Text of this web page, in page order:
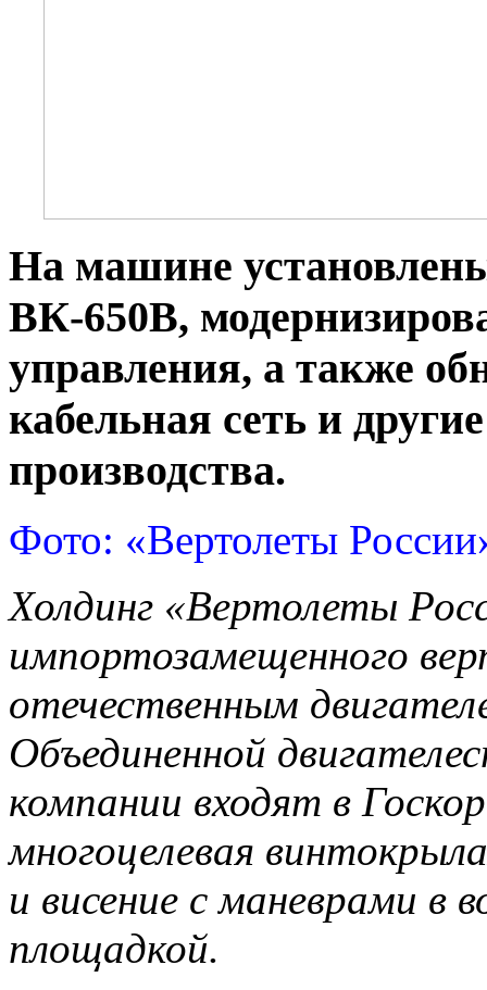
На машине
ВК-650В,
управления, а также
кабельная сеть и
производства.
Фото: «Вертолеты
Холдинг «Вертолеты
импортозамещенного
отечественным
Объединенной
компании входят в
многоцелевая
и висение с маневрами в
площадкой.